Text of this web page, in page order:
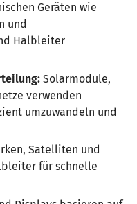
Geräten wie
und
Halbleiter
Solarmodule,
verwenden
umzuwandeln und
Satelliten und
für schnelle